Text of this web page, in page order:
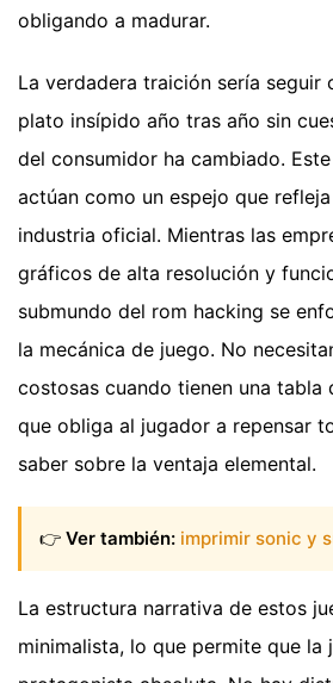
obligando a madurar.
La verdadera traición sería seguir
plato insípido año tras año sin
del consumidor ha cambiado.
actúan como un espejo que
industria oficial. Mientras las
gráficos de alta resolución y
submundo del rom hacking se
la mecánica de juego. No
costosas cuando tienen una
que obliga al jugador a repensar
saber sobre la ventaja elemental.
👉 Ver también: imprimir sonic y
La estructura narrativa de estos
minimalista, lo que permite que la